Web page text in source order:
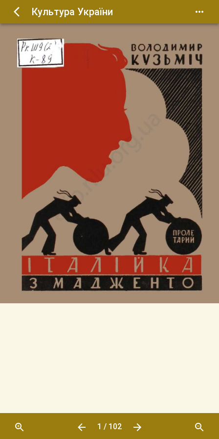
Культура України
1 / 102